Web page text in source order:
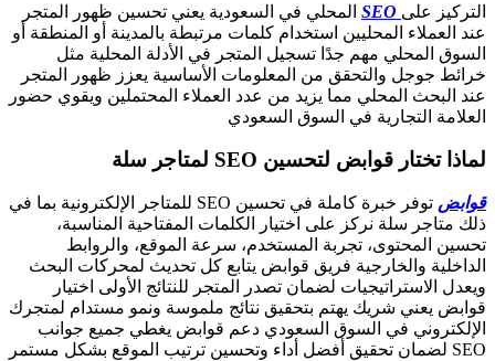
التركيز على
المحلي في السعودية يعني تحسين ظهور المتجر
عند العملاء المحليين استخدام كلمات مرتبطة بالمدينة أو المنطقة أو
السوق المحلي مهم جدًا تسجيل المتجر في الأدلة المحلية مثل
خرائط جوجل والتحقق من المعلومات الأساسية يعزز ظهور المتجر
عند البحث المحلي مما يزيد من عدد العملاء المحتملين ويقوي حضور
العلامة التجارية في السوق السعودي
لماذا تختار قوابض لتحسين SEO لمتاجر سلة
قوابض
توفر خبرة كاملة في تحسين SEO للمتاجر الإلكترونية بما في
ذلك متاجر سلة نركز على اختيار الكلمات المفتاحية المناسبة،
تحسين المحتوى، تجربة المستخدم، سرعة الموقع، والروابط
الداخلية والخارجية فريق قوابض يتابع كل تحديث لمحركات البحث
ويعدل الاستراتيجيات لضمان تصدر المتجر للنتائج الأولى اختيار
قوابض يعني شريك يهتم بتحقيق نتائج ملموسة ونمو مستدام لمتجرك
الإلكتروني في السوق السعودي دعم قوابض يغطي جميع جوانب
SEO لضمان تحقيق أفضل أداء وتحسين ترتيب الموقع بشكل مستمر